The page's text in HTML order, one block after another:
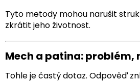
Tyto metody mohou narušit
zkrátit jeho životnost.
Mech a patina: problém,
Tohle je častý dotaz. Odpověď